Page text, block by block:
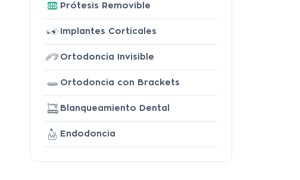
Prótesis Removible
Implantes Corticales
Ortodoncia Invisible
Ortodoncia con Brackets
Blanqueamiento Dental
Endodoncia